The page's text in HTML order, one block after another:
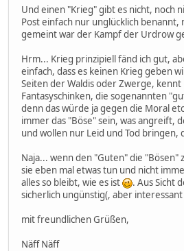
Und einen "Krieg" gibt es nicht, noch
Post einfach nur unglücklich benannt,
gemeint war der Kampf der Urdrow
Hrm... Krieg prinzipiell fänd ich gut,
einfach, dass es keinen Krieg geben
Seiten der Waldis oder Zwerge, kennt
Fantasyschinken, die sogenannten
denn das würde ja gegen die Moral
immer das "Böse" sein, was angreift,
und wollen nur Leid und Tod bringen,
Naja... wenn den "Guten" die "Bösen"
sie eben mal etwas tun und nicht
alles so bleibt, wie es ist
. Aus Sicht
sicherlich ungünstig(, aber
mit freundlichen Grüßen,
Näff Näff